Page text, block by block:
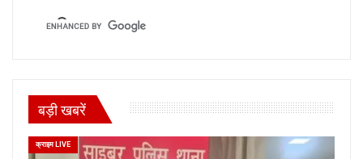
बड़ी खबरें
क्राइम LIVE